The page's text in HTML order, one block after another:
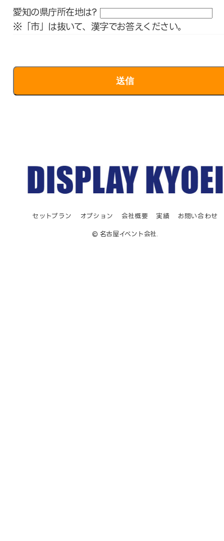
愛知の県庁所在地は?
※「市」は抜いて、漢字でお答えください。
セットプラン オプション 会社概要 実績 お問い合わせ
© 名古屋イベント会社.